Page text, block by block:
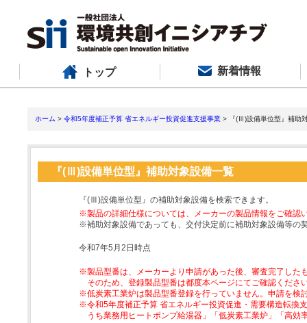
トップ 新着情報
ホーム > 令和5年度補正予算 省エネルギー投資促進支援事業 > 『(Ⅲ)設備単位型』補助
『(Ⅲ)設備単位型』補助対象設備一覧
『(Ⅲ)設備単位型』の補助対象設備を検索できます。
※製品の詳細仕様については、メーカーの製品情報をご確認
※補助対象設備であっても、交付決定前に補助対象設備等の
令和7年5月2日時点
※製品型番は、メーカーより申請があった後、審査完了した
そのため、登録製品型番は都度本ページにてご確認くださ
※低炭素工業炉は製品型番登録を行っていません。申請を検
※令和5年度補正予算 省エネルギー投資促進・需要構造転換
うち業務用ヒートポンプ給湯器」「低炭素工業炉」「高